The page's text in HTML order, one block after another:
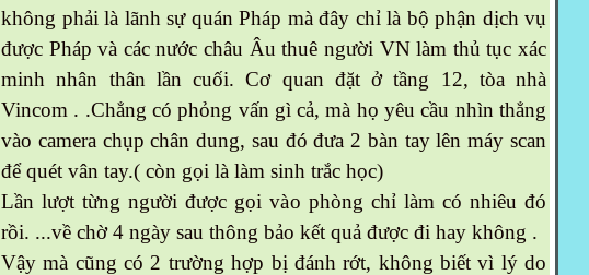
không phải là lãnh sự quán Pháp mà đây chỉ là bộ phận dịch vụ
được Pháp và các nước châu Âu thuê người VN làm thủ tục xác
minh nhân thân lần cuối. Cơ quan đặt ở tầng 12, tòa nhà
Vincom . .Chẳng có phỏng vấn gì cả, mà họ yêu cầu nhìn thẳng
vào camera chụp chân dung, sau đó đưa 2 bàn tay lên máy scan
để quét vân tay.( còn gọi là làm sinh trắc học)
Lần lượt từng người được gọi vào phòng chỉ làm có nhiêu đó
rồi. ...về chờ 4 ngày sau thông bảo kết quả được đi hay không .
Vậy mà cũng có 2 trường hợp bị đánh rớt, không biết vì lý do